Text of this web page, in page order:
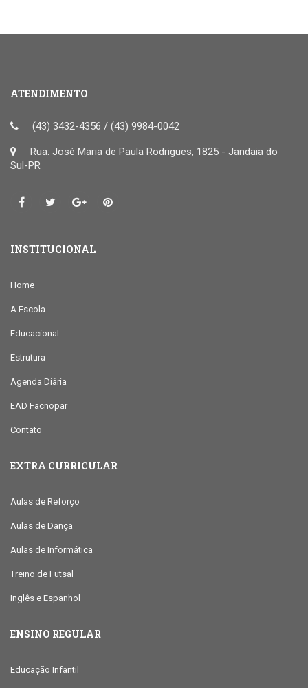
ATENDIMENTO
(43) 3432-4356 / (43) 9984-0042
Rua: José Maria de Paula Rodrigues, 1825 - Jandaia do
Sul-PR
INSTITUCIONAL
Home
A Escola
Educacional
Estrutura
Agenda Diária
EAD Facnopar
Contato
EXTRA CURRICULAR
Aulas de Reforço
Aulas de Dança
Aulas de Informática
Treino de Futsal
Inglês e Espanhol
ENSINO REGULAR
Educação Infantil